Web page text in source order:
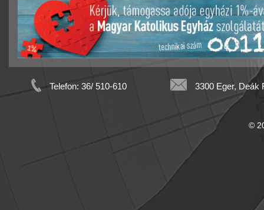
Telefon: 36/ 510-610 3300 Eger, Deák
©